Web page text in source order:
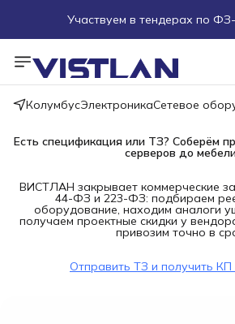
Участвуем в тендерах по
КолумбусЭлектроникаСетевое
Есть спецификация или ТЗ? Соберём
серверов до
ВИСТЛАН закрывает коммерческие
44-ФЗ и 223-ФЗ: подбираем
оборудование, находим аналоги
получаем проектные скидки у
привозим точно в
Отправить ТЗ и получить